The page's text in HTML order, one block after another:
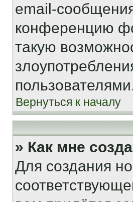
email-
конференцию
такую
Вернуться к началу
» Как мне
Для создания